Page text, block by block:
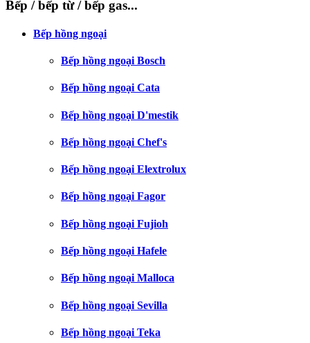
Bếp / bếp từ / bếp gas...
Bếp hồng ngoại
Bếp hồng ngoại Bosch
Bếp hồng ngoại Cata
Bếp hồng ngoại D'mestik
Bếp hồng ngoại Chef's
Bếp hồng ngoại Elextrolux
Bếp hồng ngoại Fagor
Bếp hồng ngoại Fujioh
Bếp hồng ngoại Hafele
Bếp hồng ngoại Malloca
Bếp hồng ngoại Sevilla
Bếp hồng ngoại Teka